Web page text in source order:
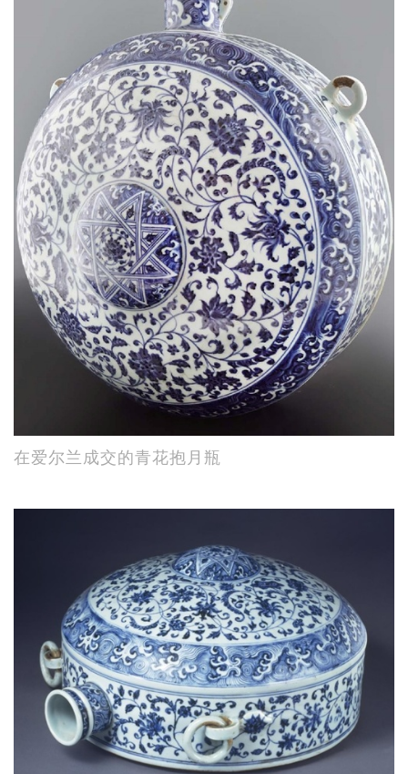
在爱尔兰成交的青花抱月瓶